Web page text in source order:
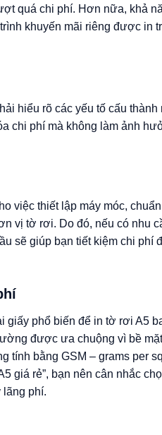
quá chi phí. Hơn nữa, khả
khuyến mãi riêng được in
hiểu rõ các yếu tố cấu thành
chi phí mà không làm ảnh
việc thiết lập máy móc,
vị tờ rơi. Do đó, nếu có nhu
sẽ giúp bạn tiết kiệm chi phí
giấy phổ biến để in tờ rơi A5
được ưa chuộng vì bề
tính bằng GSM – grams per
giá rẻ”, bạn nên cân nhắc
lãng phí.